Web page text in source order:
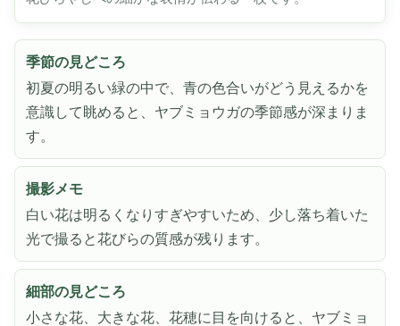
季節の見どころ
初夏の明るい緑の中で、青の色合いがどう見えるかを
意識して眺めると、ヤブミョウガの季節感が深まりま
す。
撮影メモ
白い花は明るくなりすぎやすいため、少し落ち着いた
光で撮ると花びらの質感が残ります。
細部の見どころ
小さな花、大きな花、花穂に目を向けると、ヤブミョ